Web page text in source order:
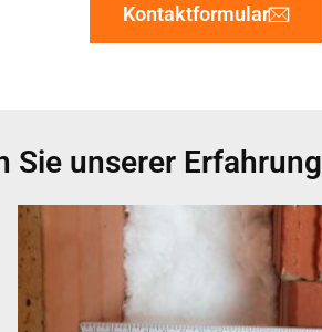
Kontaktformular
Sie unserer Erfahrung